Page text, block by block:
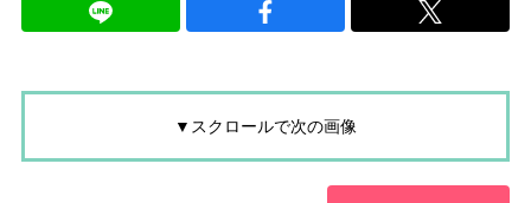
▼スクロールで次の画像